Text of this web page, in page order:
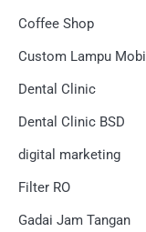
Coffee Shop
Custom Lampu Mobil
Dental Clinic
Dental Clinic BSD
digital marketing
Filter RO
Gadai Jam Tangan